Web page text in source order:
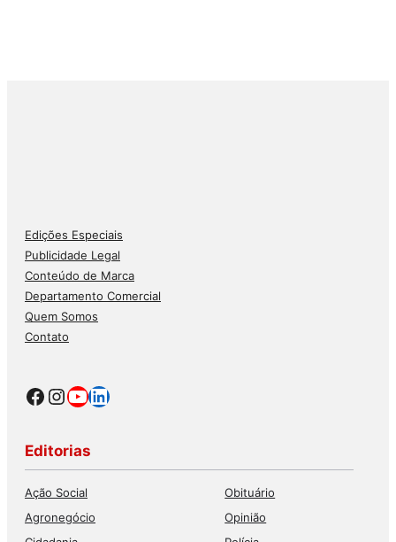
Edições Especiais
Publicidade Legal
Conteúdo de Marca
Departamento Comercial
Quem Somos
Contato
Facebook
Instagram
Youtube
LinkedIn
Editorias
Ação Social
Agronegócio
Obituário
Opinião